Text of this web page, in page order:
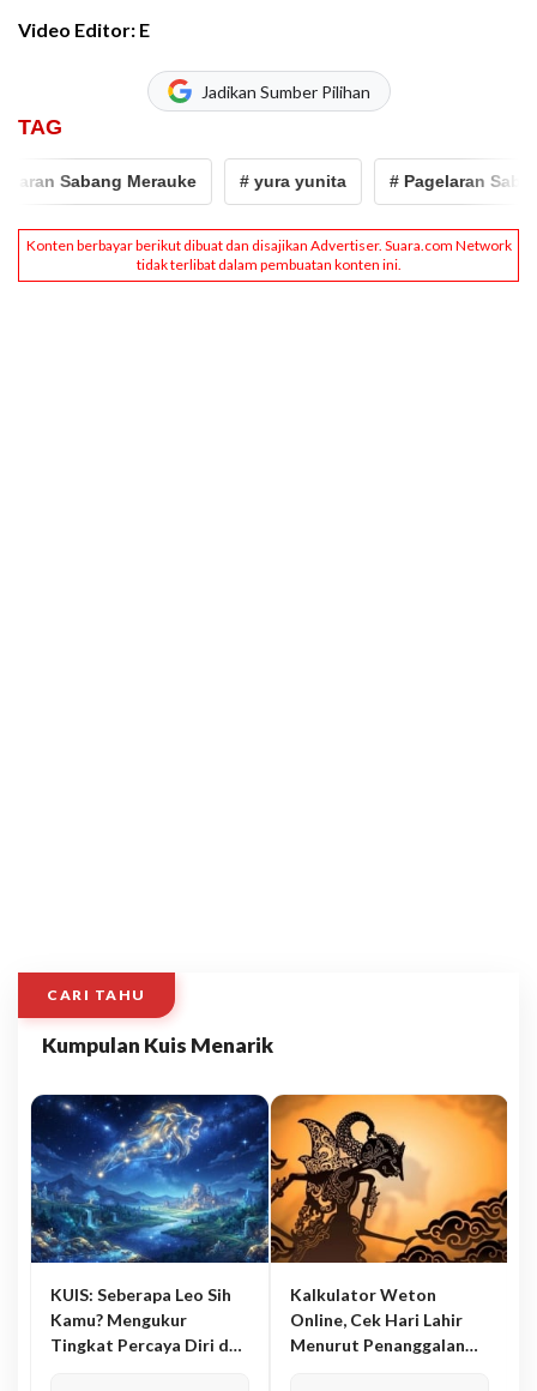
Video Editor: E
Jadikan Sumber Pilihan
TAG
Sabang Merauke # yura yunita # Pagelaran
CARI TAHU
Kumpulan Kuis Menarik
KUIS: Seberapa Leo Sih
Kamu? Mengukur
Tingkat Percaya Diri dan
Kalkulator Weton
Online, Cek Hari Lahir
Menurut Penanggalan